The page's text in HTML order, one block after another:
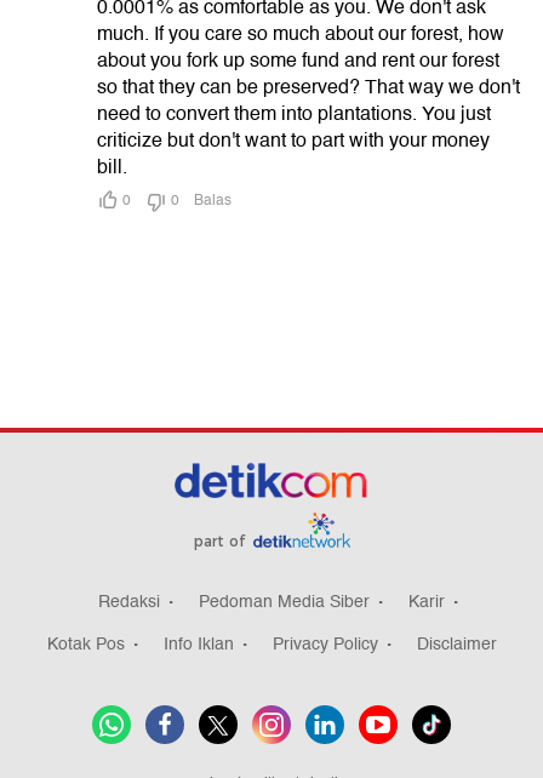
part of
Redaksi Pedoman Media Siber
Karir
Kotak Pos
Info Iklan Privacy Policy Disclaimer